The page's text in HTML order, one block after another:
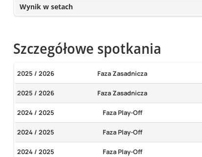
Wynik w setach
Szczegółowe spotkania
2025 / 2026 Faza Zasadnicza
2025 / 2026 Faza Zasadnicza
2024 / 2025 Faza Play-Off
2024 / 2025 Faza Play-Off
2024 / 2025 Faza Play-Off